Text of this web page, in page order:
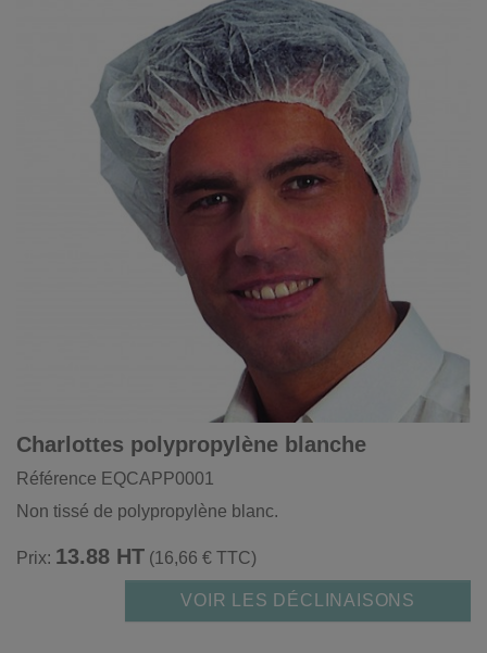
Charlottes polypropylène blanche
Référence EQCAPP0001
Non tissé de polypropylène blanc.
Prix: 13.88 HT (16,66 € TTC)
VOIR LES DÉCLINAISONS